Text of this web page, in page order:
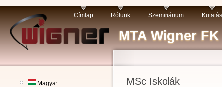
MTA Wigner
Címlap Rólunk Szeminárium Kutatás
Magyar
MSc Iskolák